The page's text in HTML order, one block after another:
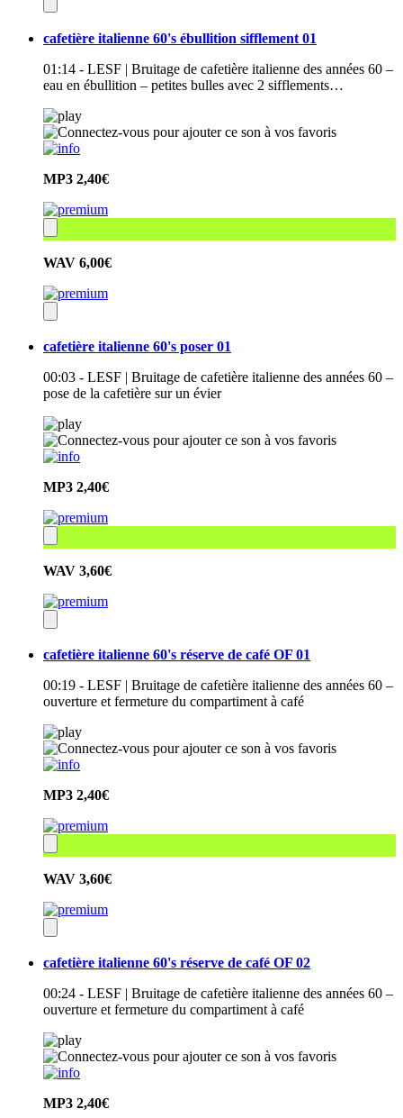
cafetière italienne 60's ébullition sifflement 01
01:14 - LESF | Bruitage de cafetière italienne des années 60 –
eau en ébullition – petites bulles avec 2 sifflements…
MP3 2,40€
WAV 6,00€
cafetière italienne 60's poser 01
00:03 - LESF | Bruitage de cafetière italienne des années 60 –
pose de la cafetière sur un évier
MP3 2,40€
WAV 3,60€
cafetière italienne 60's réserve de café OF 01
00:19 - LESF | Bruitage de cafetière italienne des années 60 –
ouverture et fermeture du compartiment à café
MP3 2,40€
WAV 3,60€
cafetière italienne 60's réserve de café OF 02
00:24 - LESF | Bruitage de cafetière italienne des années 60 –
ouverture et fermeture du compartiment à café
MP3 2,40€